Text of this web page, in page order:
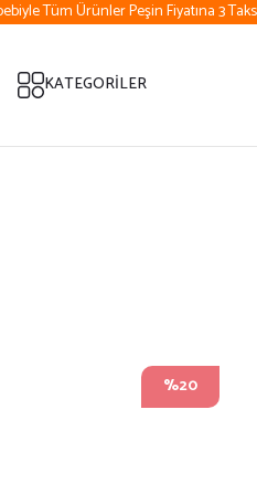
Tüm Ürünler Peşin Fiyatına 3 Taksit!
KATEGORİLER
%20